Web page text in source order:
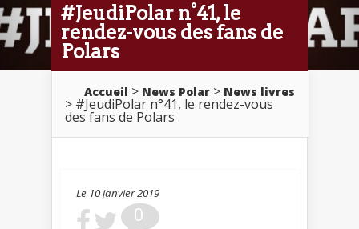
#JeudiPolar n°41, le
rendez-vous des fans de
Polars
Accueil > News Polar > News livres
> #JeudiPolar n°41, le rendez-vous
des fans de Polars
Le 10 janvier 2019
0